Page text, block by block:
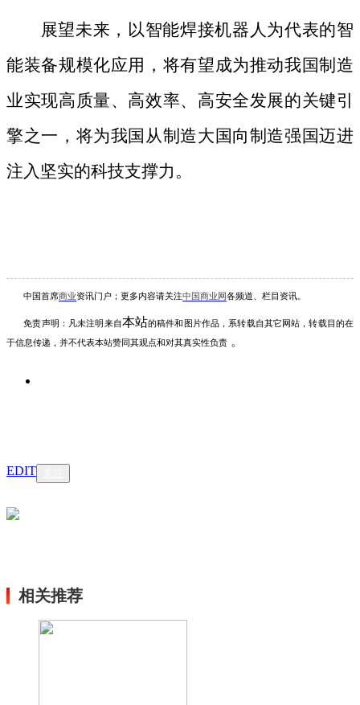
展望未来，以智能焊接机器人为代表的智
能装备规模化应用，将有望成为推动我国制造
业实现高质量、高效率、高安全发展的关键引
擎之一，将为我国从制造大国向制造强国迈进
注入坚实的科技支撑力。
中国首席商业资讯 门户；更多内容请关注中国商业网各频道、栏目资讯。
免责声明：凡未注明 来自本站的稿件和图片作品，系转载自其它网站，转载目的在
于信息传递，并不代表本站赞同其观点和对其真实性负责 。
EDIT
相关推荐